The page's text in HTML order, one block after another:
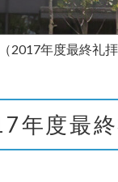
2017年度最終礼
年度最